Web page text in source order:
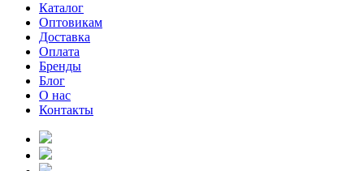
Каталог
Оптовикам
Доставка
Оплата
Бренды
Блог
О нас
Контакты